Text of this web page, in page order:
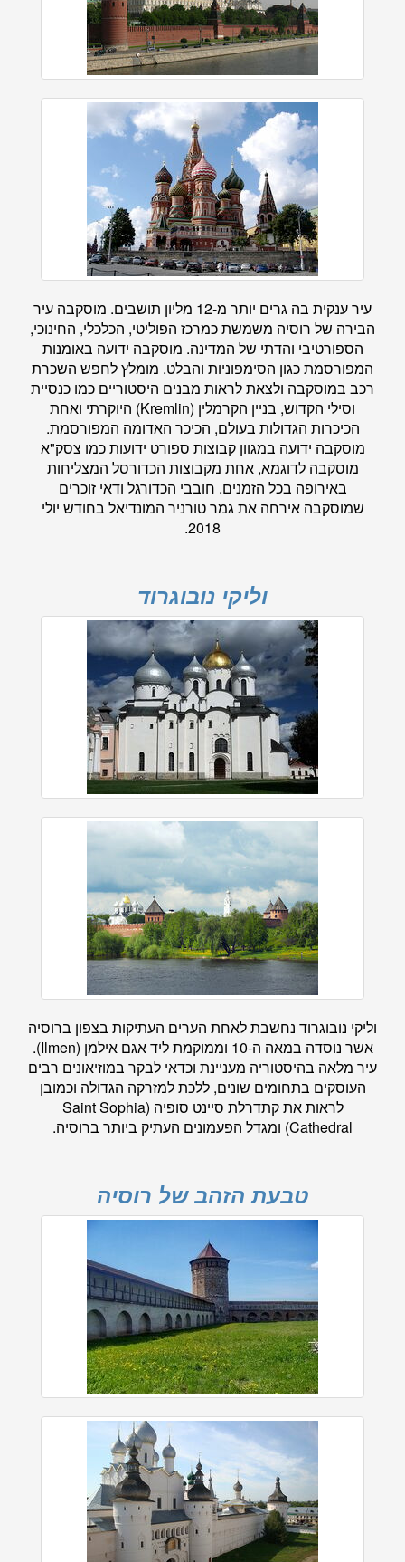
עיר ענקית בה גרים יותר מ-12 מליון תושבים. מוסקבה עיר
הבירה של רוסיה משמשת כמרכז הפוליטי, הכלכלי, החינוכי,
הספורטיבי והדתי של המדינה. מוסקבה ידועה באומנות
המפורסמת כגון הסימפוניות והבלט. מומלץ לחפש השכרת
רכב במוסקבה ולצאת לראות מבנים היסטוריים כמו כנסיית
וסילי הקדוש, בניין הקרמלין (Kremlin) היוקרתי ואחת
הכיכרות הגדולות בעולם, הכיכר האדומה המפורסמת.
מוסקבה ידועה במגוון קבוצות ספורט ידועות כמו צסק"א
מוסקבה לדוגמא, אחת מקבוצות הכדורסל המצליחות
באירופה בכל הזמנים. חובבי הכדורגל ודאי זוכרים
שמוסקבה אירחה את גמר טורניר המונדיאל בחודש יולי
2018.
וליקי נובוגרוד
וליקי נובוגרוד נחשבת לאחת הערים העתיקות בצפון ברוסיה
אשר נוסדה במאה ה-10 וממוקמת ליד אגם אילמן (Ilmen).
עיר מלאה בהיסטוריה מעניינת וכדאי לבקר במוזיאונים רבים
העוסקים בתחומים שונים, ללכת למזרקה הגדולה וכמובן
לראות את קתדרלת סיינט סופיה (Saint Sophia
Cathedral) ומגדל הפעמונים העתיק ביותר ברוסיה.
טבעת הזהב של רוסיה